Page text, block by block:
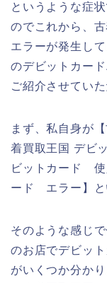
というような症
のでこれから、
エラーが発生し
のデビットカー
ご紹介させていた
まず、私自身が
着買取王国 デビ
ビットカード 使
ード エラー】と
そのような感じ
のお店でデビッ
がいくつか分か